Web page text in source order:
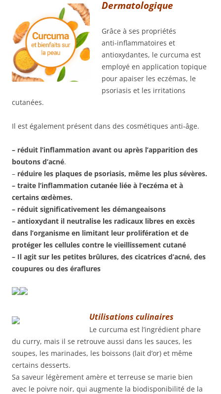
Dermatologique
Grâce à ses propriétés
anti‑inflammatoires et
antioxydantes, le curcuma est
employé en application topique
pour apaiser les eczémas, le
psoriasis et les irritations
cutanées.
Il est également présent dans des cosmétiques anti‑âge.
– réduit l’inflammation avant ou après l’apparition des
boutons d’acné.
– réduire les plaques de psoriasis, même les plus sévères.
– traite l’inflammation cutanée liée à l’eczéma et à
certains œdèmes.
– réduit significativement les démangeaisons
– antioxydant il neutralise les radicaux libres en excès
dans l’organisme en limitant leur prolifération et de
protéger les cellules contre le vieillissement cutané
– Il agit sur les petites brûlures, des cicatrices d’acné, des
coupures ou des éraflures
Utilisations culinaires
Le curcuma est l’ingrédient phare
du curry, mais il se retrouve aussi dans les sauces, les
soupes, les marinades, les boissons (lait d’or) et même
certains desserts.
Sa saveur légèrement amère et terreuse se marie bien
avec le poivre noir, qui augmente la biodisponibilité de la